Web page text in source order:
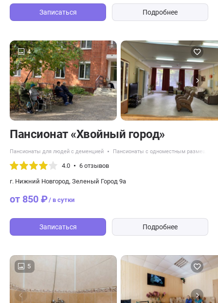
Записаться Подробнее
4
Пансионат «Хвойный город»
Пансионаты для людей с деменцией Пансионаты с одноместным
4.0 6 отзывов
г. Нижний Новгород, Зеленый Город 9a
от 850 ₽/ в сутки
Записаться Подробнее
5